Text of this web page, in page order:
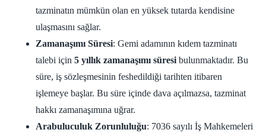
tazminatın mümkün olan en yüksek tutarda kendisine
ulaşmasını sağlar.
Zamanaşımı Süresi: Gemi adamının kıdem tazminatı
talebi için 5 yıllık zamanaşımı süresi bulunmaktadır. Bu
süre, iş sözleşmesinin feshedildiği tarihten itibaren
işlemeye başlar. Bu süre içinde dava açılmazsa, tazminat
hakkı zamanaşımına uğrar.
Arabuluculuk Zorunluluğu: 7036 sayılı İş Mahkemeleri